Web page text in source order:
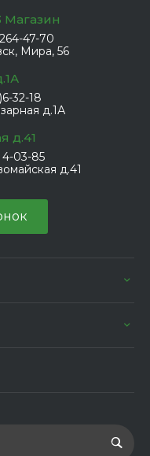
Магазин
47-70
Мира, 56
32-18
д.1А
д.41
4-03-85
д.41